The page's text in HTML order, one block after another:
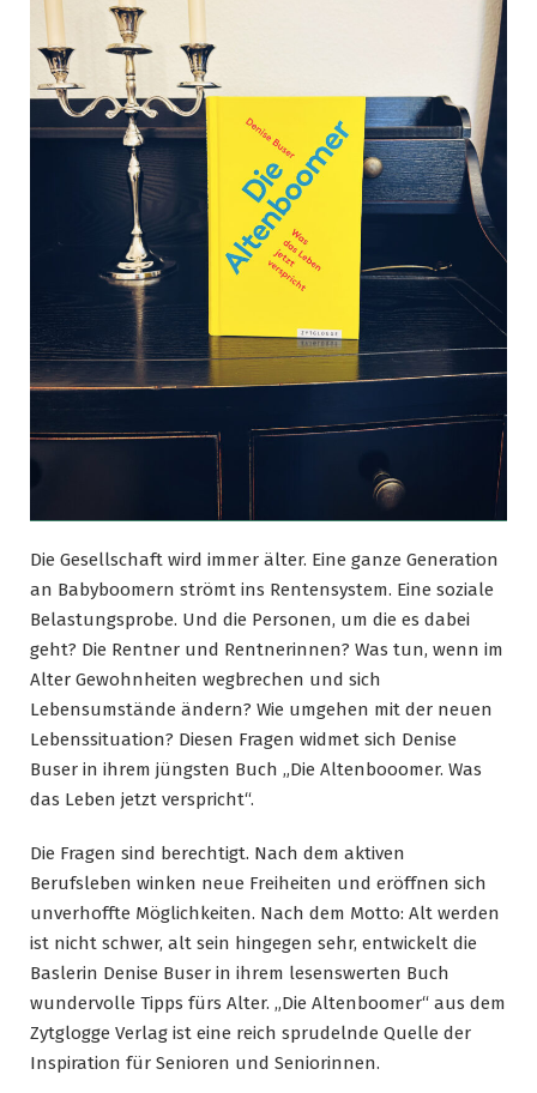
Die Gesellschaft wird immer älter. Eine ganze Generation
an Babyboomern strömt ins Rentensystem. Eine soziale
Belastungsprobe. Und die Personen, um die es dabei
geht? Die Rentner und Rentnerinnen? Was tun, wenn im
Alter Gewohnheiten wegbrechen und sich
Lebensumstände ändern? Wie umgehen mit der neuen
Lebenssituation? Diesen Fragen widmet sich Denise
Buser in ihrem jüngsten Buch „Die Altenbooomer. Was
das Leben jetzt verspricht“.
Die Fragen sind berechtigt. Nach dem aktiven
Berufsleben winken neue Freiheiten und eröffnen sich
unverhoffte Möglichkeiten. Nach dem Motto: Alt werden
ist nicht schwer, alt sein hingegen sehr, entwickelt die
Baslerin Denise Buser in ihrem lesenswerten Buch
wundervolle Tipps fürs Alter. „Die Altenboomer“ aus dem
Zytglogge Verlag ist eine reich sprudelnde Quelle der
Inspiration für Senioren und Seniorinnen.